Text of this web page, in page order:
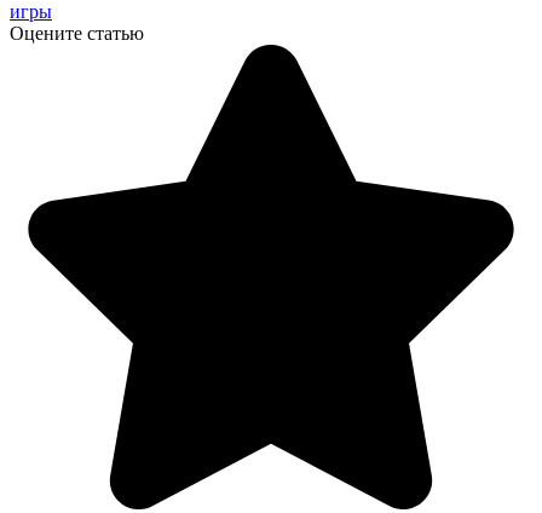
игры
Оцените статью